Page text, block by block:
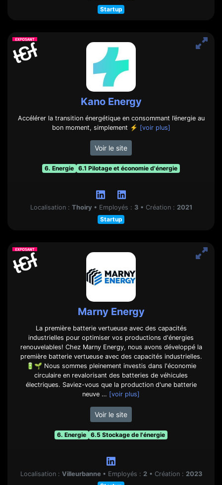
Startup
Kano Energy
Accélérer la transition énergétique en consommant l’énergie au
bon moment, simplement ⚡ [voir plus]
Voir le site
6. Energie 6.1 Pilotage et économie d'énergie
Localisation : Thoiry • Employés : 3 • Création : 2021
Startup
Marny Energy
La première batterie vertueuse avec des capacités
industrielles pour optimiser vos productions d'énergies
renouvelables! Chez Marny Energy, nous avons développé la
première batterie vertueuse avec des capacités industrielles.
🔋🌱 Nous sommes pleinement investis dans l'économie
circulaire en revalorisant des batteries de véhicules
électriques. Saviez-vous que la production d'une batterie
neuve … [voir plus]
Voir le site
6. Energie 6.5 Stockage de l'énergie
Localisation : Villeurbanne • Employés : 2 • Création : 2023